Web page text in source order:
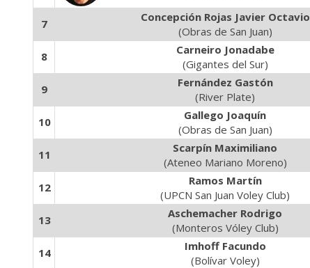
7
Concepción Rojas Javier Octavio
(Obras de San Juan)
8
Carneiro Jonadabe
(Gigantes del Sur)
9
Fernández Gastón
(River Plate)
10
Gallego Joaquín
(Obras de San Juan)
11
Scarpín Maximiliano
(Ateneo Mariano Moreno)
12
Ramos Martín
(UPCN San Juan Voley Club)
13
Aschemacher Rodrigo
(Monteros Vóley Club)
14
Imhoff Facundo
(Bolívar Voley)